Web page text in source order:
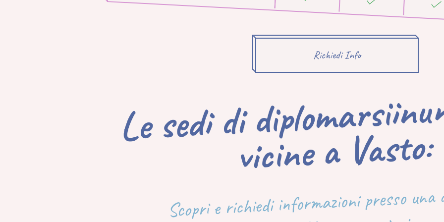
Richiedi Info
Le sedi di
vicine a Vasto:
Scopri e richiedi informazioni presso una